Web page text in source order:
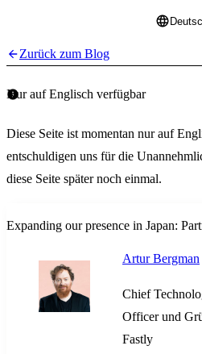
Zurück zum Blog
Nur auf Englisch verfügbar
Diese Seite ist momentan nur auf
entschuldigen uns für die
diese Seite später noch einmal.
Expanding our presence in Japan:
Artur Bergman
Chief
Officer und
Fastly